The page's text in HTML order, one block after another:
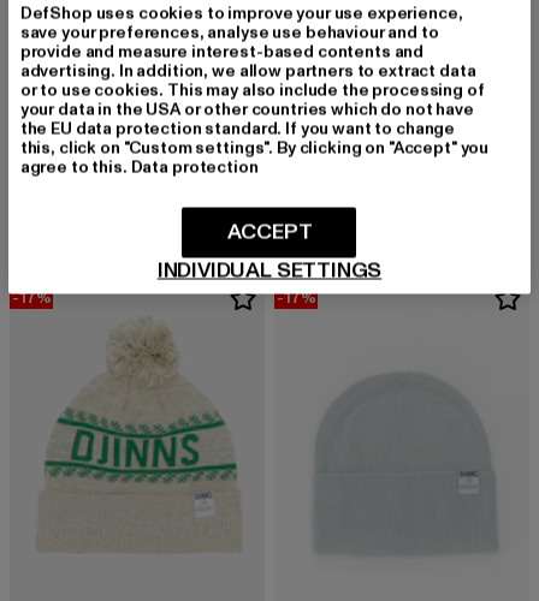
DJINNS
Medishort Waffle
21,89 EUR
Derzeitiger Preis: 21,89 EUR
29,99 EURAktionspreis: 29,99 EUR
DJINNS
24,89 EUR
Derzeitiger Preis: 24,89 EUR
-17% -17%
DefShop uses cookies to improve your use experience,
save your preferences, analyse use behaviour and to
provide and measure interest-based contents and
advertising. In addition, we allow partners to extract data
or to use cookies. This may also include the processing of
your data in the USA or other countries which do not have
the EU data protection standard. If you want to change
this, click on "Custom settings". By clicking on "Accept" you
agree to this. Data protection
INDIVIDUAL SETTINGS
ACCEPT